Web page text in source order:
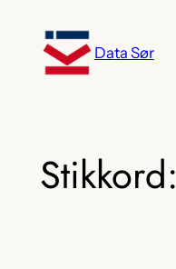
innhold
Data Sør
Stikkord: